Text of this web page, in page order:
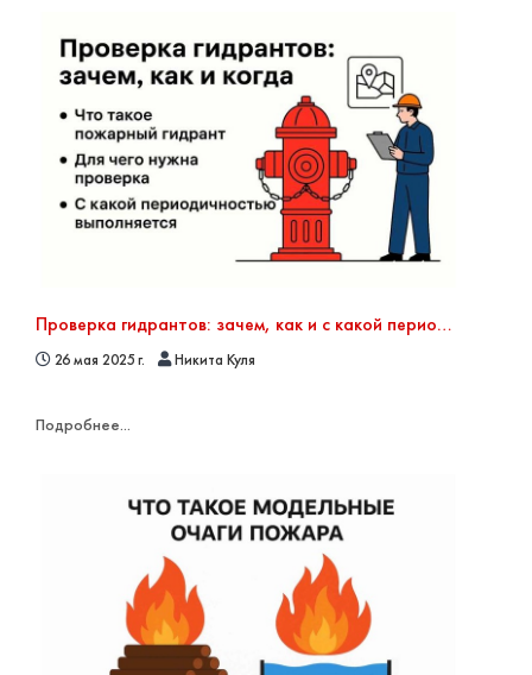
Проверка гидрантов: зачем, как и с какой периодичностью ее проводить
26 мая 2025 г. Никита Куля
Подробнее...